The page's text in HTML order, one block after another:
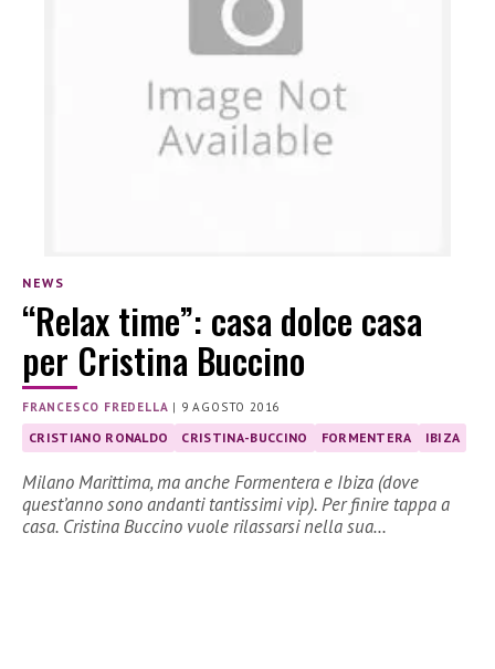
NEWS
“Relax time”: casa dolce casa
per Cristina Buccino
FRANCESCO FREDELLA | 9 AGOSTO 2016
CRISTIANO RONALDO CRISTINA-BUCCINO FORMENTERA IBIZA
Milano Marittima, ma anche Formentera e Ibiza (dove
quest’anno sono andanti tantissimi vip). Per finire tappa a
casa. Cristina Buccino vuole rilassarsi nella sua…